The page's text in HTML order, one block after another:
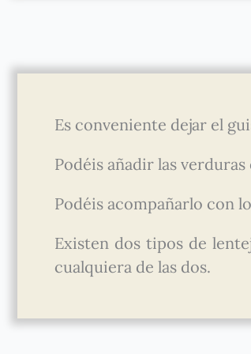
Es conveniente dejar el
Podéis añadir las
Podéis acompañarlo con
Existen dos tipos de
cualquiera de las dos.